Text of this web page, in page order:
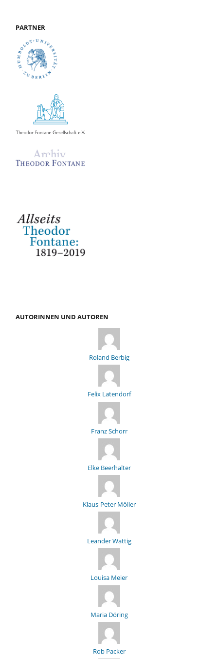
PARTNER
AUTORINNEN UND AUTOREN
Roland Berbig
Felix Latendorf
Franz Schorr
Elke Beerhalter
Klaus-Peter Möller
Leander Wattig
Louisa Meier
Maria Döring
Rob Packer